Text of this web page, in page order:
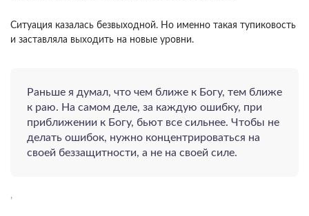
Ситуация казалась безвыходной. Но именно та­кая тупиковость
и заставляла выходить на новые уровни.
Рань­ше я думал, что чем ближе к Богу, тем ближе
к раю. На самом деле, за каждую ошибку, при
при­ближении к Богу, бьют все сильнее. Чтобы не
де­лать ошибок, нужно концентрироваться на
своей беззащитности, а не на своей силе.
,